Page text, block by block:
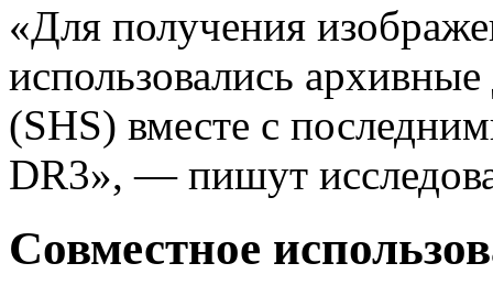
«Для получения
использовались
(SHS) вместе с
DR3», — пишут
Совместное